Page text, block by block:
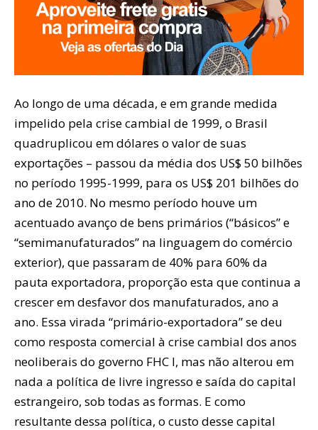
Ao longo de uma década, e em grande medida
impelido pela crise cambial de 1999, o Brasil
quadruplicou em dólares o valor de suas
exportações – passou da média dos US$ 50 bilhões
no período 1995-1999, para os US$ 201 bilhões do
ano de 2010. No mesmo período houve um
acentuado avanço de bens primários (“básicos” e
“semimanufaturados” na linguagem do comércio
exterior), que passaram de 40% para 60% da
pauta exportadora, proporção esta que continua a
crescer em desfavor dos manufaturados, ano a
ano. Essa virada “primário-exportadora” se deu
como resposta comercial à crise cambial dos anos
neoliberais do governo FHC I, mas não alterou em
nada a política de livre ingresso e saída do capital
estrangeiro, sob todas as formas. E como
resultante dessa política, o custo desse capital